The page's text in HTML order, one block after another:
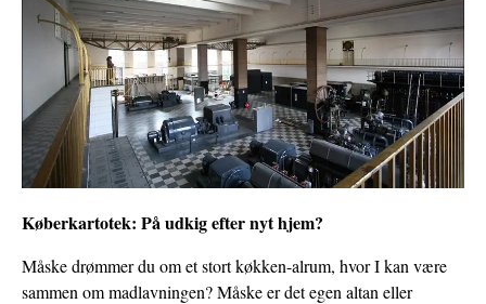
Køberkartotek: På udkig efter nyt hjem?
Måske drømmer du om et stort køkken-alrum, hvor I kan være
sammen om madlavningen? Måske er det egen altan eller